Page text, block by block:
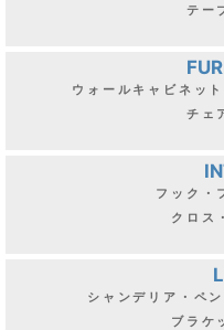
テー
ウォールキャビネッ
チェ
フック・
クロス
シャンデリア・ペ
ブラケ